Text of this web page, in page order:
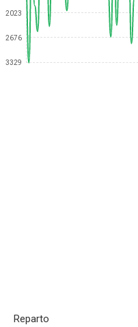
2023
2676
3329
Reparto